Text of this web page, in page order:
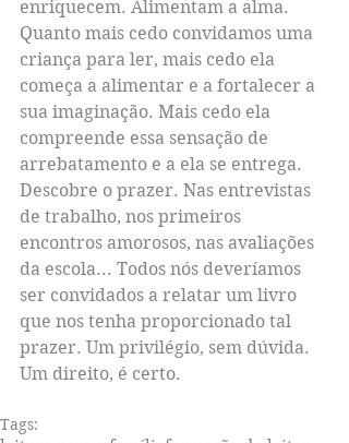
enriquecem. Alimentam a alma.
Quanto mais cedo convidamos uma
criança para ler, mais cedo ela
começa a alimentar e a fortalecer a
sua imaginação. Mais cedo ela
compreende essa sensação de
arrebatamento e a ela se entrega.
Descobre o prazer. Nas entrevistas
de trabalho, nos primeiros
encontros amorosos, nas avaliações
da escola... Todos nós deveríamos
ser convidados a relatar um livro
que nos tenha proporcionado tal
prazer. Um privilégio, sem dúvida.
Um direito, é certo.
Tags: